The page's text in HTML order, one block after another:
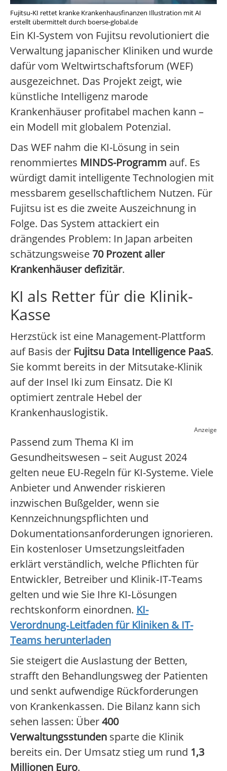
Fujitsu-KI rettet kranke Krankenhausfinanzen Illustration mit AI
erstellt übermittelt durch boerse-global.de
Ein KI-System von Fujitsu revolutioniert die
Verwaltung japanischer Kliniken und wurde
dafür vom Weltwirtschaftsforum (WEF)
ausgezeichnet. Das Projekt zeigt, wie
künstliche Intelligenz marode
Krankenhäuser profitabel machen kann –
ein Modell mit globalem Potenzial.
Das WEF nahm die KI-Lösung in sein
renommiertes MINDS-Programm auf. Es
würdigt damit intelligente Technologien mit
messbarem gesellschaftlichem Nutzen. Für
Fujitsu ist es die zweite Auszeichnung in
Folge. Das System attackiert ein
drängendes Problem: In Japan arbeiten
schätzungsweise 70 Prozent aller
Krankenhäuser defizitär.
KI als Retter für die Klinik-
Kasse
Herzstück ist eine Management-Plattform
auf Basis der Fujitsu Data Intelligence PaaS.
Sie kommt bereits in der Mitsutake-Klinik
auf der Insel Iki zum Einsatz. Die KI
optimiert zentrale Hebel der
Krankenhauslogistik.
Anzeige
Passend zum Thema KI im
Gesundheitswesen – seit August 2024
gelten neue EU-Regeln für KI-Systeme. Viele
Anbieter und Anwender riskieren
inzwischen Bußgelder, wenn sie
Kennzeichnungspflichten und
Dokumentationsanforderungen ignorieren.
Ein kostenloser Umsetzungsleitfaden
erklärt verständlich, welche Pflichten für
Entwickler, Betreiber und Klinik‑IT-Teams
gelten und wie Sie Ihre KI‑Lösungen
rechtskonform einordnen. KI-
Verordnung‑Leitfaden für Kliniken & IT-
Teams herunterladen
Sie steigert die Auslastung der Betten,
strafft den Behandlungsweg der Patienten
und senkt aufwendige Rückforderungen
von Krankenkassen. Die Bilanz kann sich
sehen lassen: Über400
Verwaltungsstunden sparte die Klinik
bereits ein. Der Umsatz stieg um rund 1,3
Millionen Euro.